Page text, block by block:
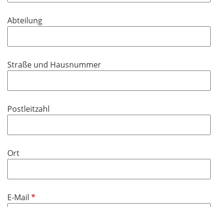
d
e
d
Abteilung
Straße und Hausnummer
Postleitzahl
Ort
E-Mail P